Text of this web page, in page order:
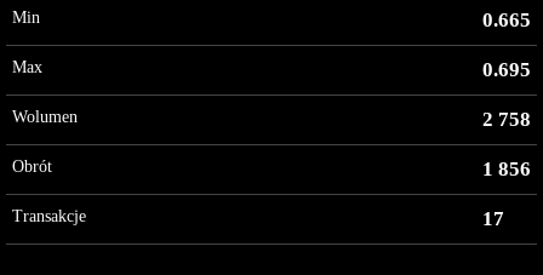
Min 0.665
Max 0.695
Wolumen 2 758
Obrót 1 856
Transakcje 17